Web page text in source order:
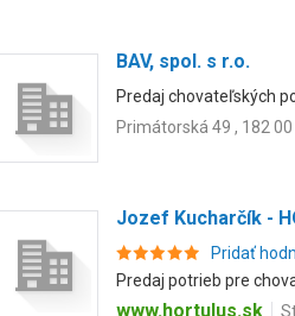
BAV, spol. s r.o.
Predaj chovateľských
Primátorská 49 , 182
Jozef Kucharčík -
Pridať
Predaj potrieb pre
www.hortulus.sk